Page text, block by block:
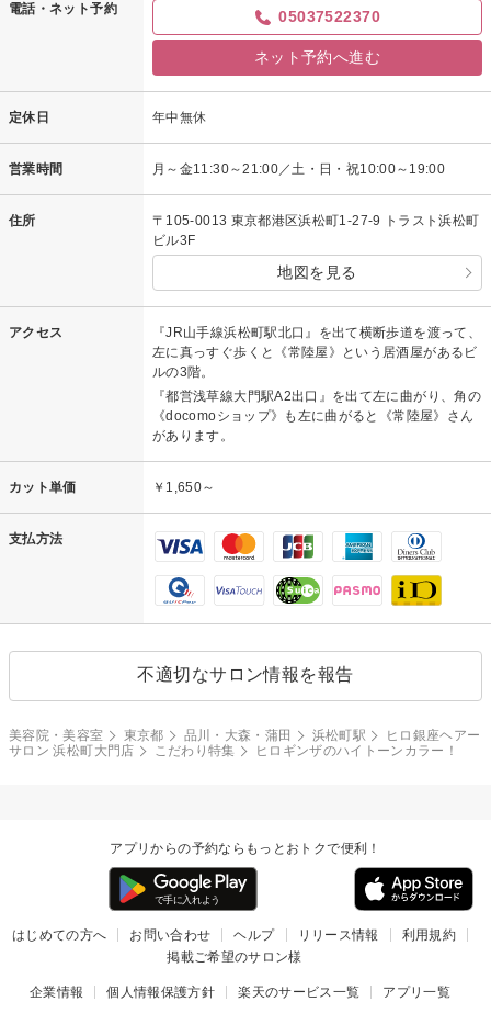
電話・ネット予約 05037522370
ネット予約へ進む
定休日 年中無休
営業時間 月～金11:30～21:00／土・日・祝10:00～19:00
住所
〒105-0013 東京都港区浜松町1-27-9 トラスト浜松町
ビル3F
地図を見る
アクセス
『JR山手線浜松町駅北口』を出て横断歩道を渡って、
左に真っすぐ歩くと《常陸屋》という居酒屋があるビ
ルの3階。
『都営浅草線大門駅A2出口』を出て左に曲がり、角の
《docomoショップ》も左に曲がると《常陸屋》さん
があります。
カット単価 ￥1,650～
支払方法
不適切なサロン情報を報告
美容院・美容室 東京都 品川・大森・蒲田 浜松町駅
ヒロ銀座ヘアー
サロン 浜松町大門店
こだわり特集 ヒロギンザのハイトーンカラー！
アプリからの予約ならもっとおトクで便利！
はじめての方へ お問い合わせ ヘルプ リリース情報
利用規約
掲載ご希望のサロン様
企業情報 個人情報保護方針 楽天のサービス一覧 アプリ一覧